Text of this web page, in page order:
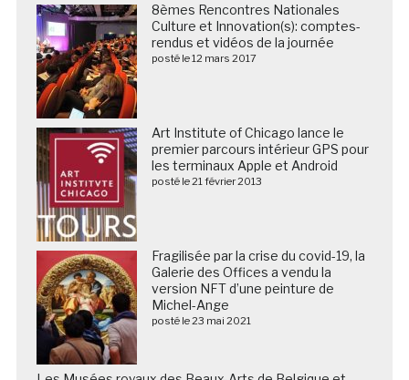
8èmes Rencontres Nationales
Culture et Innovation(s): comptes-
rendus et vidéos de la journée
posté le 12 mars 2017
Art Institute of Chicago lance le
premier parcours intérieur GPS pour
les terminaux Apple et Android
posté le 21 février 2013
Fragilisée par la crise du covid-19, la
Galerie des Offices a vendu la
version NFT d’une peinture de
Michel-Ange
posté le 23 mai 2021